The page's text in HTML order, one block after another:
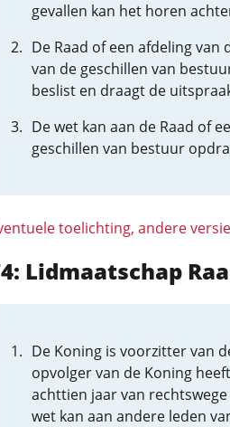
gevallen kan het horen
De Raad of een afdeling
van de geschillen van
beslist en draagt de
De wet kan aan de Raad of
geschillen van bestuur
toelichting, andere
Lidmaatschap
De Koning is voorzitter van
opvolger van de Koning
achttien jaar van
wet kan aan andere leden